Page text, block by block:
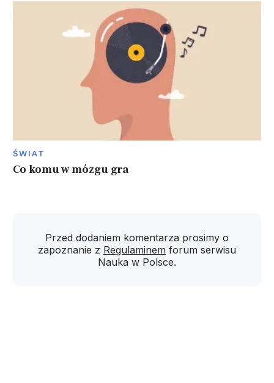
ŚWIAT
Co komu w mózgu gra
Przed dodaniem komentarza prosimy o
zapoznanie z Regulaminem forum serwisu
Nauka w Polsce.